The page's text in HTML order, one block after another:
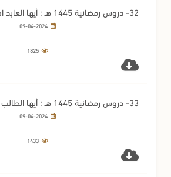
32- دروس رمضانية 1445 هـ : أيها العابد احذر العجب
09-04-2024
1825
33- دروس رمضانية 1445 هـ : أيها الطالب كن من المتفوقين
09-04-2024
1433